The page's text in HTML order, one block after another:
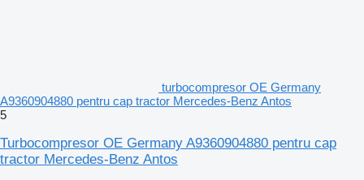
turbocompresor OE Germany
A9360904880 pentru cap tractor Mercedes-Benz Antos
5
Turbocompresor OE Germany A9360904880 pentru cap
tractor Mercedes-Benz Antos